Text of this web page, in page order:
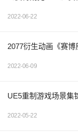
2022-06-22
2077衍生动画《赛
2022-06-09
UE5重制游戏场景集
2022-05-22